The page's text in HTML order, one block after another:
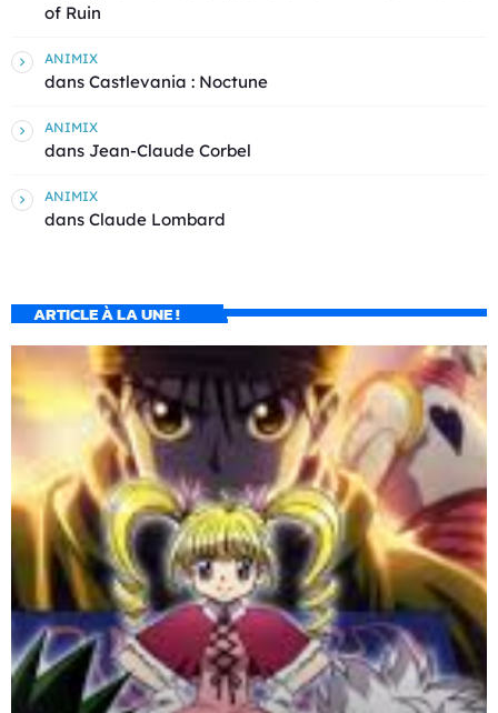
of Ruin
ANIMIX
dans Castlevania : Noctune
ANIMIX
dans Jean-Claude Corbel
ANIMIX
dans Claude Lombard
ARTICLE À LA UNE !